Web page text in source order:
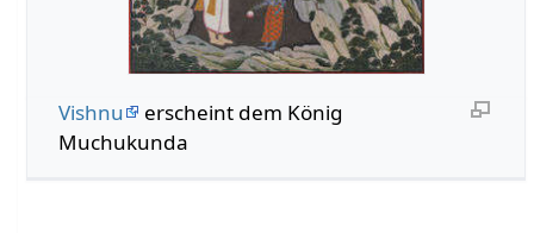
Vishnu
erscheint dem König
Muchukunda